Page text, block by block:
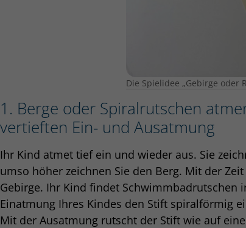
Die Spielidee „Gebirge
1. Berge oder Spiralrutschen
vertieften Ein- und Ausatmung
Ihr Kind atmet tief ein und wieder aus. Sie
umso höher zeichnen Sie den Berg. Mit der
Gebirge. Ihr Kind findet Schwimmbadrutschen
Einatmung Ihres Kindes den Stift spiralförmig
Mit der Ausatmung rutscht der Stift wie auf